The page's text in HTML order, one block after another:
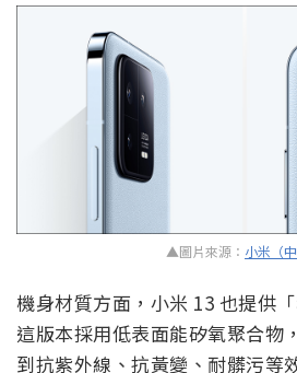
▲圖片來源： 小米（中
機身材質方面，小米 13 也提供
這版本採用低表面能矽氧聚合物
到抗紫外線、抗黃變、耐髒污等